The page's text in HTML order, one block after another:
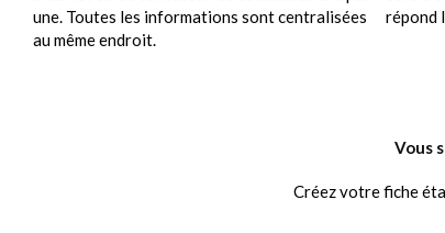
une. Toutes les informations sont centralisées
au même endroit.
répond
Vous
Créez votre fiche